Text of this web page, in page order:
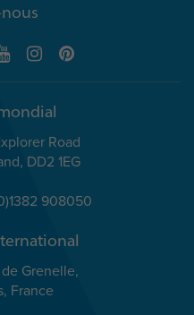
Road
DD2 1EG
908050
Grenelle,
France